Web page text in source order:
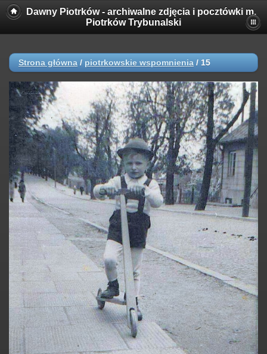
Dawny Piotrków - archiwalne zdjęcia i pocztówki m.
Piotrków Trybunalski
Strona główna / piotrkowskie wspomnienia / 15